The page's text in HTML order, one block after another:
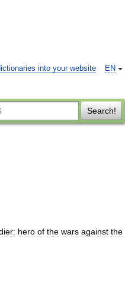
EN
into your website
Search!
hero of the wars against the